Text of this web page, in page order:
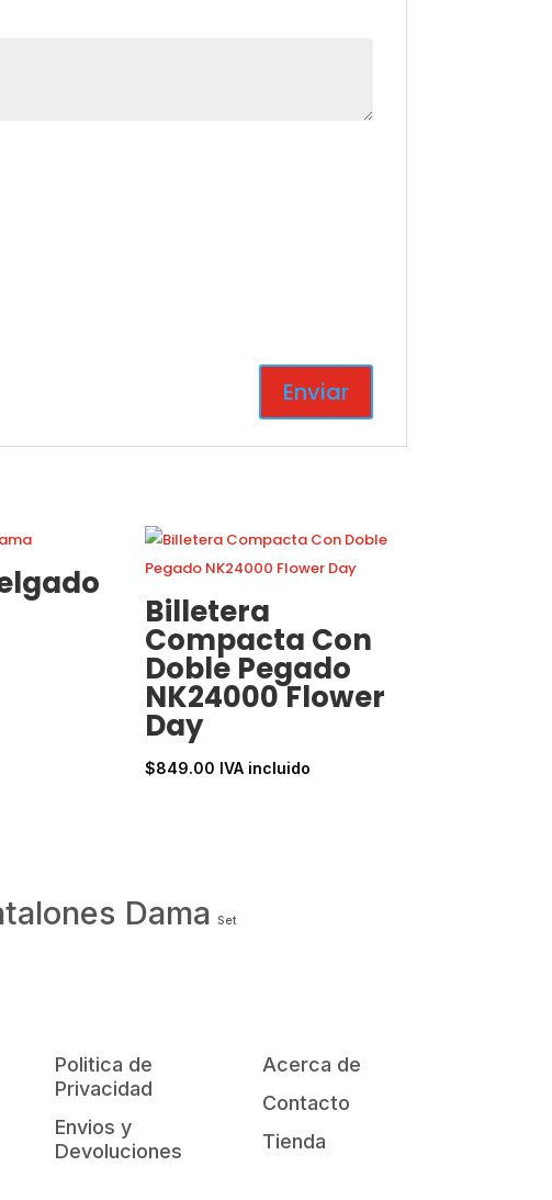
Billetera
Compacta Con
Doble Pegado
NK24000 Flower
Day
$849.00 IVA incluido
Dama Set
Politica de
Privacidad
Envios y
Devoluciones
Acerca de
Contacto
Tienda